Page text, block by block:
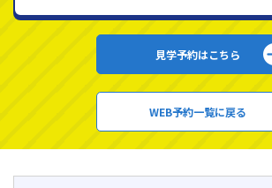
見学予約はこちら
WEB予約一覧に戻る